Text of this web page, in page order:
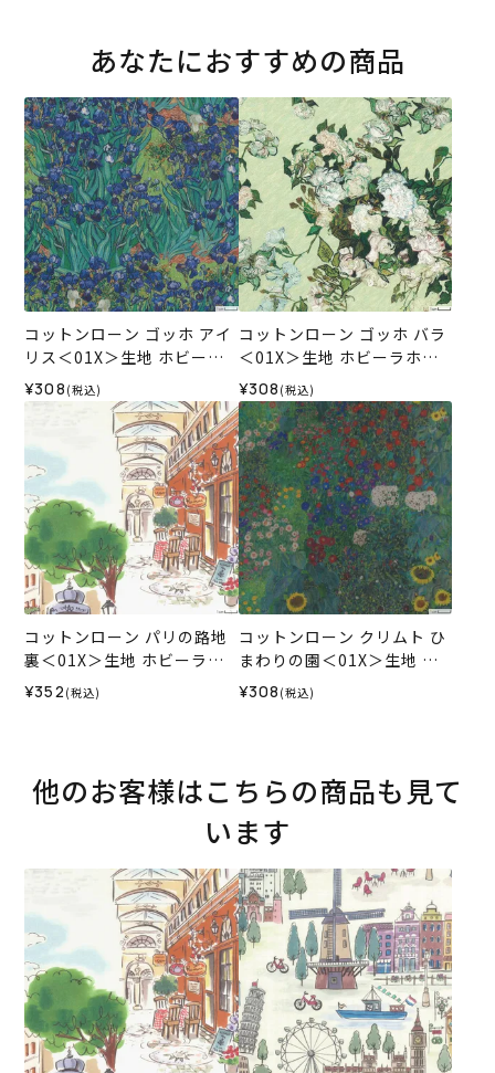
あなたにおすすめの商品
コットンローン ゴッホ アイ
リス＜01X＞生地 ホビーラ
ホビーレデザインコレクシ
ョン
¥308 (税込)
コットンローン ゴッホ バラ
＜01X＞生地 ホビーラホビ
ーレデザインコレクション
¥308 (税込)
コットンローン パリの路地
裏＜01X＞生地 ホビーラホ
ビーレデザインコレクショ
¥352 (税込)
コットンローン クリムト ひ
まわりの園＜01X＞生地 ホ
ビーラホビーレデザインコ
レクション
¥308 (税込)
他のお客様はこちらの商品も見て
います